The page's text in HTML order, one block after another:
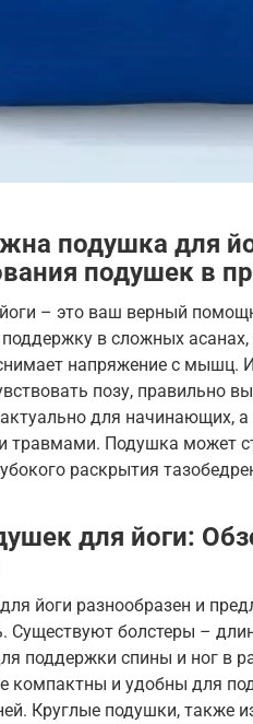
подушка для
подушек в
– это ваш верный
в сложных
напряжение с мышц.
позу, правильно
для начинающих,
травмами. Подушка может
раскрытия
для йоги:
йоги разнообразен и
Существуют болстеры –
поддержки спины и ног в
компактны и удобны для
Круглые подушки, также